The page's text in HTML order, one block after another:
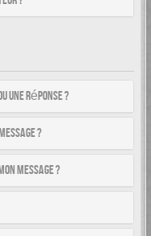
une réponse ?
?
message ?